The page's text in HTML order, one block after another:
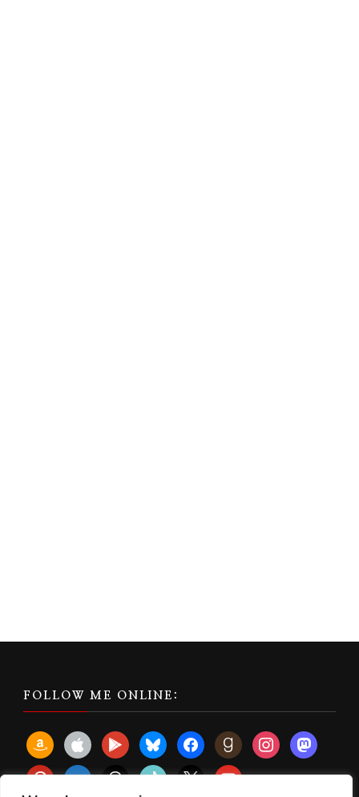
FOLLOW ME ONLINE:
amazonapple play blueskyfacebookgoodreadsinstagrammastodon
pinterestsubscribethreadstiktokx youtube